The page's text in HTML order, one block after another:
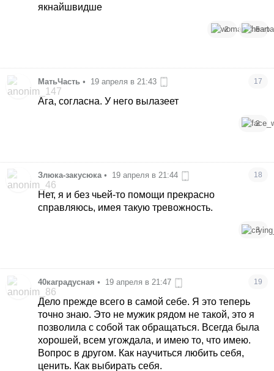
якнайшвидше
2 5
МатьЧасть • 19 апреля в 21:43 17
Ага, согласна. У него вылазеет
2
Злюка-закусюка • 19 апреля в 21:44 18
Нет, я и без чьей-то помощи прекрасно
справляюсь, имея такую тревожность.
3
40каградусная • 19 апреля в 21:47 19
Дело прежде всего в самой себе. Я это теперь
точно знаю. Это не мужик рядом не такой, это я
позволила с собой так обращаться. Всегда была
хорошей, всем угождала, и имею то, что имею.
Вопрос в другом. Как научиться любить себя,
ценить. Как выбирать себя.